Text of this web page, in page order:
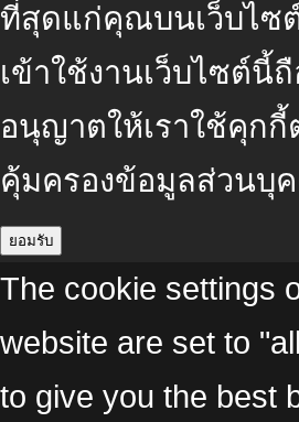
ที่สุดแก่คุณบนเว็บไซต์
เข้าใช้งานเว็บไซต์นี้
อนุญาตให้เราใช้คุกกี้
คุ้มครองข้อมูลส่วนบุค
ยอมรับ
The cookie settings
website are set to
to give you the best